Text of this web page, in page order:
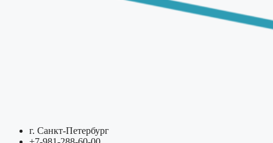
г. Санкт-Петербург